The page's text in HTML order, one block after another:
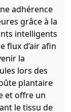
adhérence
grâce à la
intelligents
flux d’air afin
la
lors des
plantaire
et offre un
le tissu de